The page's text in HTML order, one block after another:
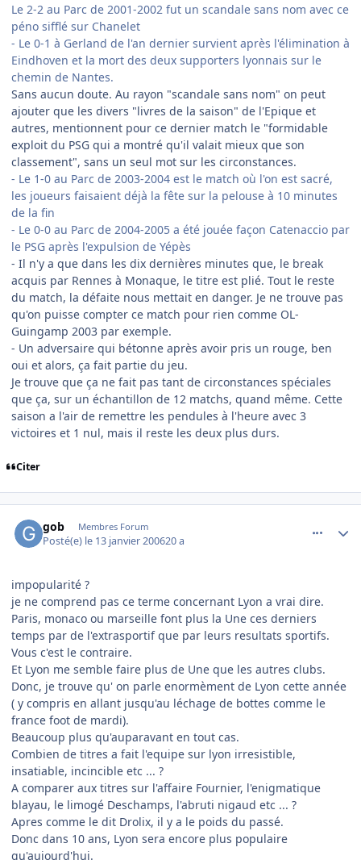
Le 2-2 au Parc de 2001-2002 fut un scandale sans nom avec ce
péno sifflé sur Chanelet
- Le 0-1 à Gerland de l'an dernier survient après l'élimination à
Eindhoven et la mort des deux supporters lyonnais sur le
chemin de Nantes.
Sans aucun doute. Au rayon "scandale sans nom" on peut
ajouter que les divers "livres de la saison" de l'Epique et
autres, mentionnent pour ce dernier match le "formidable
exploit du PSG qui a montré qu'il valait mieux que son
classement", sans un seul mot sur les circonstances.
- Le 1-0 au Parc de 2003-2004 est le match où l'on est sacré,
les joueurs faisaient déjà la fête sur la pelouse à 10 minutes
de la fin
- Le 0-0 au Parc de 2004-2005 a été jouée façon Catenaccio par
le PSG après l'expulsion de Yépès
- Il n'y a que dans les dix dernières minutes que, le break
acquis par Rennes à Monaque, le titre est plié. Tout le reste
du match, la défaite nous mettait en danger. Je ne trouve pas
qu'on puisse compter ce match pour rien comme OL-
Guingamp 2003 par exemple.
- Un adversaire qui bétonne après avoir pris un rouge, ben
oui et alors, ça fait partie du jeu.
Je trouve que ça ne fait pas tant de circonstances spéciales
que ça, sur un échantillon de 12 matchs, quand même. Cette
saison a l'air de remettre les pendules à l'heure avec 3
victoires et 1 nul, mais il reste les deux plus durs.
Citer
gob Membres Forum
Posté(e) le 13 janvier 200620 a
impopularité ?
je ne comprend pas ce terme concernant Lyon a vrai dire.
Paris, monaco ou marseille font plus la Une ces derniers
temps par de l'extrasportif que par leurs resultats sportifs.
Vous c'est le contraire.
Et Lyon me semble faire plus de Une que les autres clubs.
Donc, je trouve qu' on parle enormèment de Lyon cette année
( y compris en allant jusqu'au léchage de bottes comme le
france foot de mardi).
Beaucoup plus qu'auparavant en tout cas.
Combien de titres a fait l'equipe sur lyon irresistible,
insatiable, incincible etc ... ?
A comparer aux titres sur l'affaire Fournier, l'enigmatique
blayau, le limogé Deschamps, l'abruti nigaud etc ... ?
Apres comme le dit Drolix, il y a le poids du passé.
Donc dans 10 ans, Lyon sera encore plus populaire
qu'aujourd'hui.